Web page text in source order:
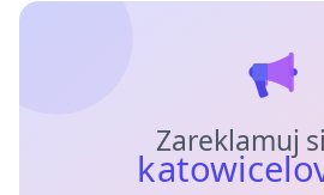
Zareklamuj